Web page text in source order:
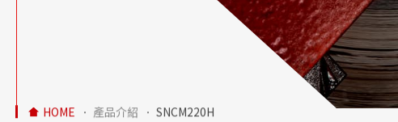
HOME 產品介紹 SNCM220H